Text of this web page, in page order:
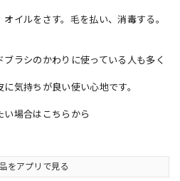
イルをさす。毛を払い、消毒する。
ラシのかわりに使っている人も多く
気持ちが良い使い心地です。
い場合はこちらから
をアプリで見る